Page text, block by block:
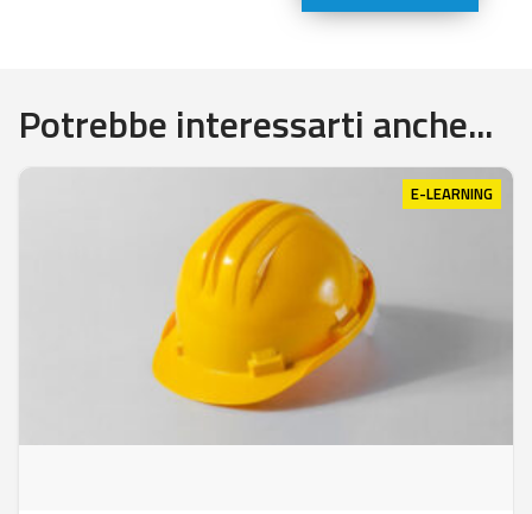
Potrebbe interessarti anche...
E-LEARNING